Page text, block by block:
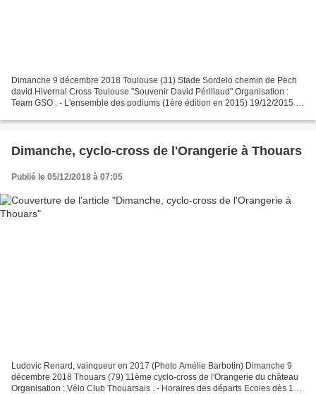
Dimanche 9 décembre 2018 Toulouse (31) Stade Sordelo chemin de Pech
david Hivernal Cross Toulouse "Souvenir David Périllaud" Organisation :
Team GSO . - L'ensemble des podiums (1ère édition en 2015) 19/12/2015 :
Dimanche, cyclo-cross de l'Orangerie à Thouars
Publié le 05/12/2018 à 07:05
Ludovic Renard, vainqueur en 2017 (Photo Amélie Barbotin) Dimanche 9
décembre 2018 Thouars (79) 11ème cyclo-cross de l'Orangerie du château
Organisation : Vélo Club Thouarsais . - Horaires des départs Ecoles dès 13h